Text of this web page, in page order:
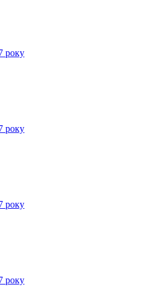
року
року
року
року